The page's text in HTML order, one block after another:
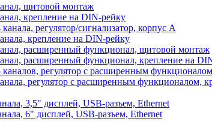
щитовой монтаж
крепление на DIN-рейку
регулятор/сигнализатор, корпус А
крепление на DIN-рейку
расширенный функционал, щитовой монтаж
расширенный функционал, крепление на
регулятор с расширенным
регулятор с расширенным функционалом,
3,5" дисплей, USB-разъем, Ethernet
6" дисплей, USB-разъем, Ethernet